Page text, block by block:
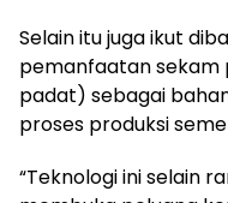
Selain itu juga ikut
pemanfaatan sekam
padat) sebagai
proses produksi
“Teknologi ini selain